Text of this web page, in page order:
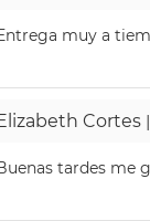
muy a
Cortes
tardes me